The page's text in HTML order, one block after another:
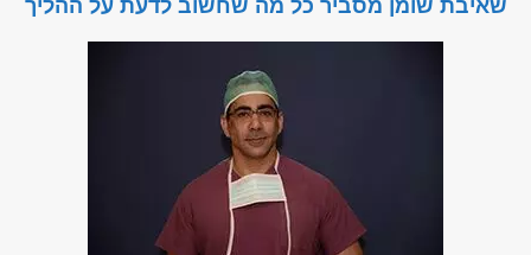
שאיבת שומן מסביר כל מה שחשוב לדעת על ההליך